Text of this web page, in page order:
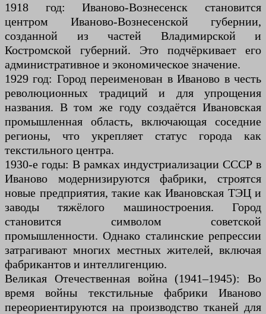
1918 год: Иваново-Вознесенск становится
центром Иваново-Вознесенской губернии,
созданной из частей Владимирской и
Костромской губерний. Это подчёркивает его
административное и экономическое значение.
1929 год: Город переименован в Иваново в честь
революционных традиций и для упрощения
названия. В том же году создаётся Ивановская
промышленная область, включающая соседние
регионы, что укрепляет статус города как
текстильного центра.
1930-е годы: В рамках индустриализации СССР в
Иваново модернизируются фабрики, строятся
новые предприятия, такие как Ивановская ТЭЦ и
заводы тяжёлого машиностроения. Город
становится символом советской
промышленности. Однако сталинские репрессии
затрагивают многих местных жителей, включая
фабрикантов и интеллигенцию.
Великая Отечественная война (1941–1945): Во
время войны текстильные фабрики Иваново
переориентируются на производство тканей для